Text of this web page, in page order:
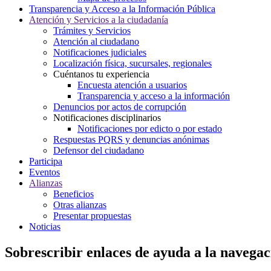
Transparencia y Acceso a la Información Pública
Atención y Servicios a la ciudadanía
Trámites y Servicios
Atención al ciudadano
Notificaciones judiciales
Localización física, sucursales, regionales
Cuéntanos tu experiencia
Encuesta atención a usuarios
Transparencia y acceso a la información
Denuncios por actos de corrupción
Notificaciones disciplinarios
Notificaciones por edicto o por estado
Respuestas PQRS y denuncias anónimas
Defensor del ciudadano
Participa
Eventos
Alianzas
Beneficios
Otras alianzas
Presentar propuestas
Noticias
Sobrescribir enlaces de ayuda a la